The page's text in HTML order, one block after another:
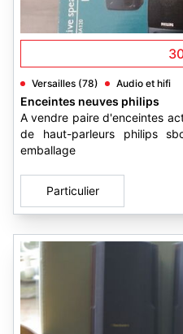
Versailles (78) Audio et hifi
Enceintes neuves philips
A vendre paire d'enceintes
de haut-parleurs philips
emballage
Particulier